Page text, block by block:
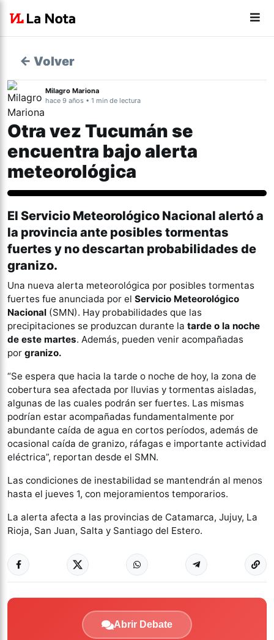
← Volver
Milagro Mariona
hace 9 años • 1 min de lectura
Otra vez Tucumán se
encuentra bajo alerta
meteorológica
El Servicio Meteorológico Nacional alertó a
la provincia ante posibles tormentas
fuertes y no descartan probabilidades de
granizo.
Una nueva alerta meteorológica por posibles tormentas
fuertes fue anunciada por el Servicio Meteorológico
Nacional (SMN). Hay probabilidades que las
precipitaciones se produzcan durante la tarde o la noche
de este martes. Además, pueden venir acompañadas
por granizo.
“Se espera que hacia la tarde o noche de hoy, la zona de
cobertura sea afectada por lluvias y tormentas aisladas,
algunas de las cuales podrán ser fuertes. Las mismas
podrían estar acompañadas fundamentalmente por
abundante caída de agua en cortos períodos, además de
ocasional caída de granizo, ráfagas e importante actividad
eléctrica”, reportan desde el SMN.
Las condiciones de inestabilidad se mantendrán al menos
hasta el jueves 1, con mejoramientos temporarios.
La alerta afecta a las provincias de Catamarca, Jujuy, La
Rioja, San Juan, Salta y Santiago del Estero.
Abrir Debate